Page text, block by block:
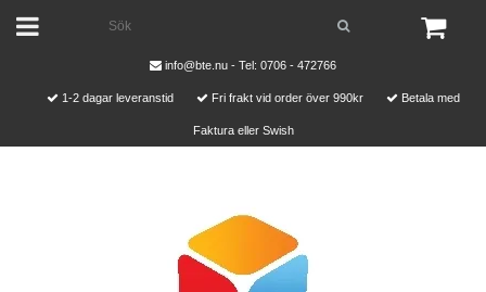
info@bte.nu - Tel: 0706 - 472766
1-2 dagar leveranstid Fri frakt vid order över 990kr Betala med
Faktura eller Swish